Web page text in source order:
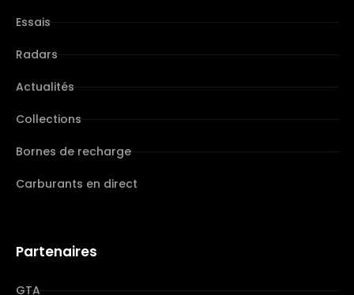
Essais
Radars
Actualités
Collections
Bornes de recharge
Carburants en direct
Partenaires
GTA